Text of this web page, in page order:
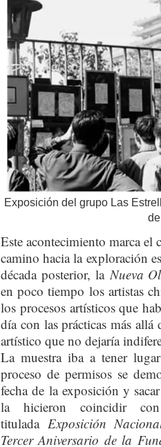
Exposición del grupo Las
Este acontecimiento marca
camino hacia la exploración
década posterior, la Nueva
en poco tiempo los artistas
los procesos artísticos que
día con las prácticas más
artístico que no dejaría
La muestra iba a tener
proceso de permisos se
fecha de la exposición y
la hicieron coincidir
titulada Exposición
Tercer Aniversario de la